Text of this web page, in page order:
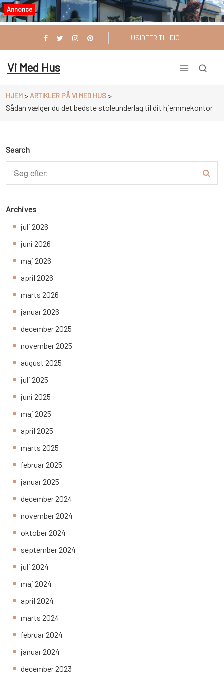
Videre
til
Annonce
HUSIDEER TIL DIG
Vi Med Hus
HJEM> ARTIKLER PÅ VI MED HUS>
Sådan vælger du det bedste stoleunderlag til dit hjemmekontor
Search
Archives
juli 2026
juni 2026
maj 2026
april 2026
marts 2026
januar 2026
december 2025
november 2025
august 2025
juli 2025
juni 2025
maj 2025
april 2025
marts 2025
februar 2025
januar 2025
december 2024
november 2024
oktober 2024
september 2024
juli 2024
maj 2024
april 2024
marts 2024
februar 2024
januar 2024
december 2023